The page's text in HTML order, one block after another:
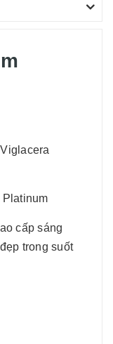
Platinum
cấp sáng
trong suốt